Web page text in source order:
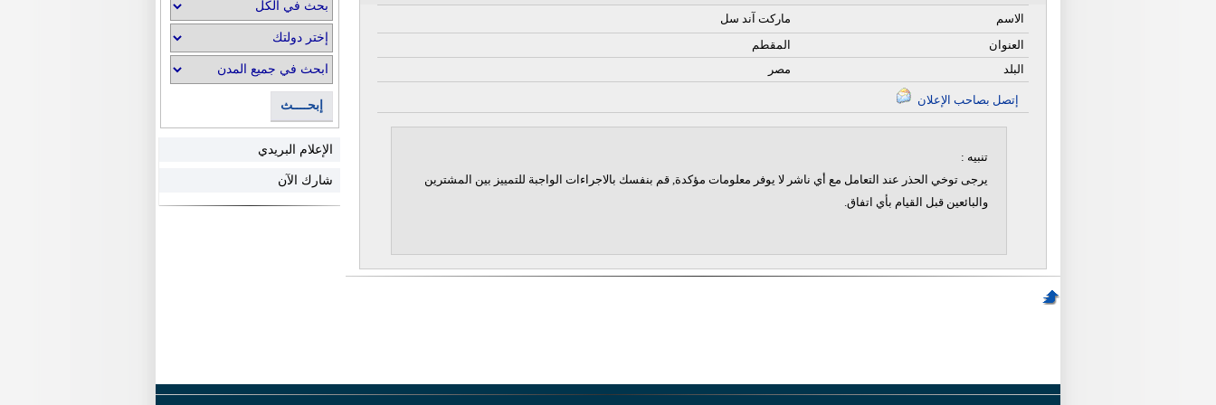
ماركت آند سل
الاسم
المقطم
العنوان
مصر
البلد
تنبيه :
يرجى توخي الحذر عند التعامل مع أي ناشر لا يوفر معلومات مؤكدة, قم بنفسك بالاجراءات الواجبة للتمييز بين المشترين
والبائعين قبل القيام بأي اتفاق.
إبحــــث
الإعلام البريدي
شارك الآن